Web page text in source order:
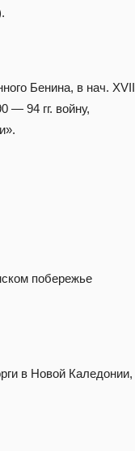
Бенина, в нач. XVII
— 94 гг. войну,
побережье
в Новой Каледонии,